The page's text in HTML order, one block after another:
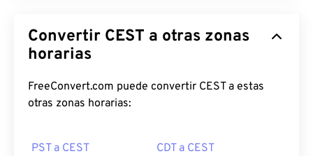
Convertir CEST a otras zonas
horarias
FreeConvert.com puede convertir CEST a estas
otras zonas horarias:
PST a CEST CDT a CEST